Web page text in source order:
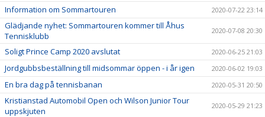
Information om Sommartouren 2020-07-22 23:14
Glädjande nyhet: Sommartouren kommer till Åhus
Tennisklubb
2020-07-08 20:30
Soligt Prince Camp 2020 avslutat 2020-06-25 21:03
Jordgubbsbeställning till midsommar öppen - i år igen 2020-06-02 19:03
En bra dag på tennisbanan 2020-05-31 20:50
Kristianstad Automobil Open och Wilson Junior Tour
uppskjuten
2020-05-29 21:23